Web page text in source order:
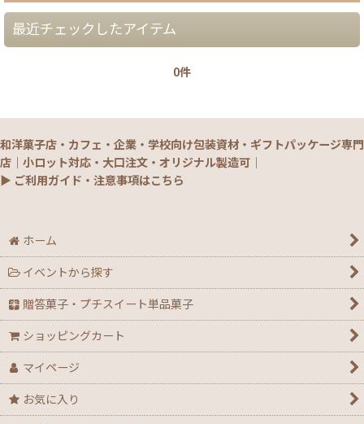
並び順:
絞り込む
【夏】さわやかパッケージ
【銘菓撰29・秋冬】洋菓子ギフト（贈答）
【銘菓撰29・秋冬】菓子単品・プチギフト
【秋】秋のおすすめパッケージ
【ハロウィン】★全力応援★グッズ★
【アウトレット】ハロウィン
【２０２６年】クリスマスデコ箱・ノエル箱・トレー
【クリスマス】ミニデコ箱トレー付き＜3号 4号 4.5
最近チェックしたアイテム
0件
和洋菓子店・カフェ・企業・学校向け包装資材・ギフトパッケージ専門
店｜小ロット対応・大口注文・オリジナル製造可｜
▶ ご利用ガイド・注意事項はこちら
ホーム
イベントから探す
贈答菓子・プチスイート単品菓子
ショッピングカート
マイページ
お気に入り